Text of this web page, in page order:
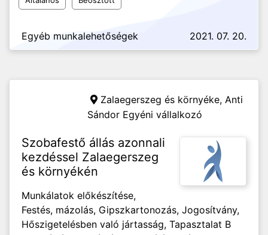
Egyéb munkalehetőségek 2021. 07. 20.
Zalaegerszeg és környéke, Anti
Sándor Egyéni vállalkozó
Szobafestő állás azonnali
kezdéssel Zalaegerszeg
és környékén
Munkálatok előkészítése,
Festés, mázolás, Gipszkartonozás, Jogosítvány,
Hőszigetelésben való jártasság, Tapasztalat B